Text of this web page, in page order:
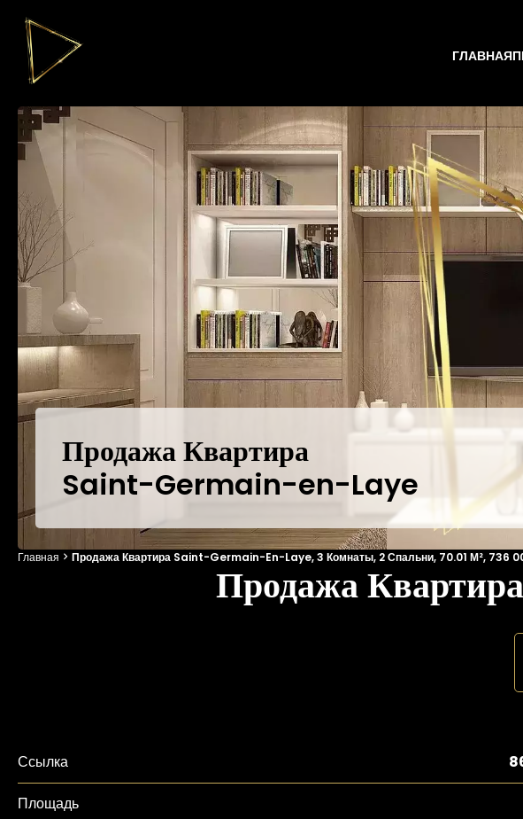
ГЛАВНАЯ
Продажа Квартира
Saint-Germain-en-Laye
Главная Продажа Квартира Saint-Germain-En-Laye, 3 Комнаты, 2 Спальни, 70.01 М², 736
Продажа
Ссылка
Площадь